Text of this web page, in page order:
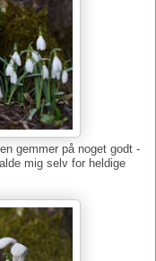
gemmer på noget godt -
mig selv for heldige